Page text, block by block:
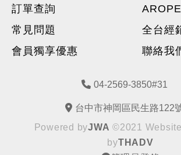
訂單查詢
常見問題
會員獨享優惠
全台經
聯絡我
04-2569-3850#31
台中市神岡區民生路122
Powered byJWA ©2021
byTHADV